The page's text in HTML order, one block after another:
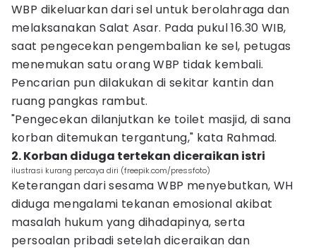
WBP dikeluarkan dari sel untuk berolahraga dan
melaksanakan Salat Asar. Pada pukul 16.30 WIB,
saat pengecekan pengembalian ke sel, petugas
menemukan satu orang WBP tidak kembali.
Pencarian pun dilakukan di sekitar kantin dan
ruang pangkas rambut.
"Pengecekan dilanjutkan ke toilet masjid, di sana
korban ditemukan tergantung," kata Rahmad.
2. Korban diduga tertekan diceraikan istri
ilustrasi kurang percaya diri (freepik.com/pressfoto)
Keterangan dari sesama WBP menyebutkan, WH
diduga mengalami tekanan emosional akibat
masalah hukum yang dihadapinya, serta
persoalan pribadi setelah diceraikan dan